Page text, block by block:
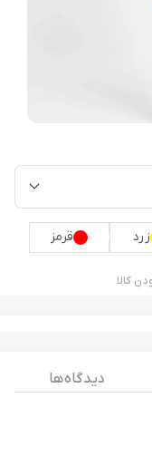
زرد قرمز
کالا
دیدگاه ها